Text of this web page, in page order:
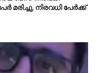
മരിച്ചു, നിരവധി പേർക്ക്